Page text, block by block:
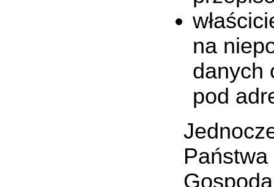
na
danych
pod